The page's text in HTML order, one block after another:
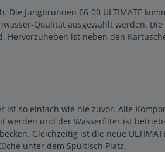
Jungbrunnen 66-00 ULTIMATE
Qualität ausgewählt werden.
ist neben den
ist so einfach wie nie zuvor. Alle
werden und der Wasserfilter ist
Gleichzeitig ist die neue
unter dem Spültisch Platz.